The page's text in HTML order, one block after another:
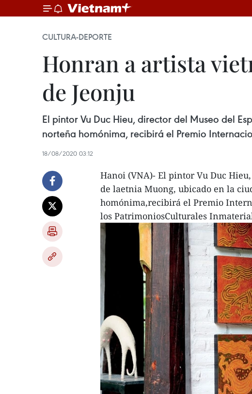
CULTURA-DEPORTE
Honran a artista
de Jeonju
El pintor Vu Duc Hieu, director del Museo del
norteña homónima, recibirá el Premio
18/08/2020 03:12
Hanoi (VNA)- El pintor Vu Duc
de laetnia Muong, ubicado en la
homónima,recibirá el Premio
los PatrimoniosCulturales